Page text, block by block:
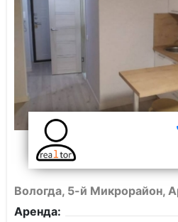
Вологда, 5-й Микрорайон,
Аренда: